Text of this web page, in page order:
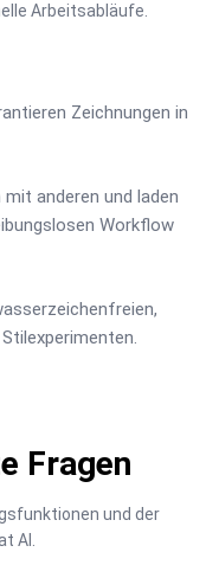
Arbeitsabläufe.
Zeichnungen in
anderen und laden
Workflow
Fragen
und der
AI.